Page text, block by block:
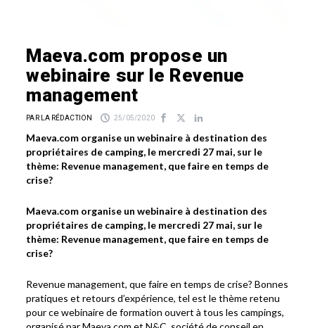
Maeva.com propose un
webinaire sur le Revenue
management
PAR LA RÉDACTION 25/05/2020
Maeva.com organise un webinaire à destination des
propriétaires de camping, le mercredi 27 mai, sur le
thème: Revenue management, que faire en temps de
crise?
Maeva.com organise un webinaire à destination des
propriétaires de camping, le mercredi 27 mai, sur le
thème: Revenue management, que faire en temps de
crise?
Revenue management, que faire en temps de crise? Bonnes
pratiques et retours d’expérience, tel est le thème retenu
pour ce webinaire de formation ouvert à tous les campings,